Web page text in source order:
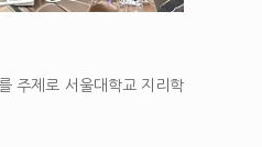
주제로 서울대학교 지리학